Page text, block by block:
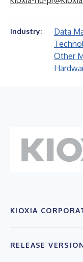
Industry: Data
Other
KIOXIA
RELEASE